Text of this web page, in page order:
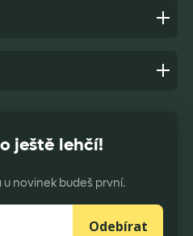
ještě lehčí!
novinek budeš první.
Odebírat